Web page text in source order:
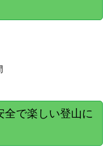
全で楽しい登山に